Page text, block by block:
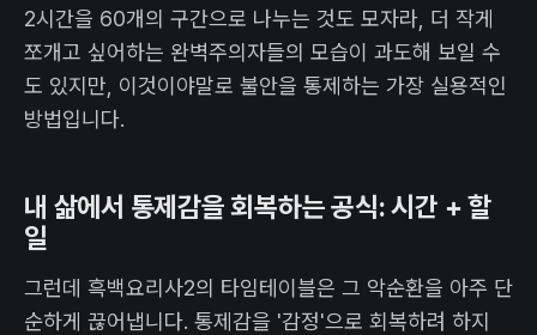
2시간을 60개의 구간으로 나누는 것도 모자라, 더 작게
쪼개고 싶어하는 완벽주의자들의 모습이 과도해 보일 수
도 있지만, 이것이야말로 불안을 통제하는 가장 실용적인
방법입니다.
내 삶에서 통제감을 회복하는 공식: 시간 + 할
일
그런데 흑백요리사2의 타임테이블은 그 악순환을 아주 단
순하게 끊어냅니다. 통제감을 '감정'으로 회복하려 하지